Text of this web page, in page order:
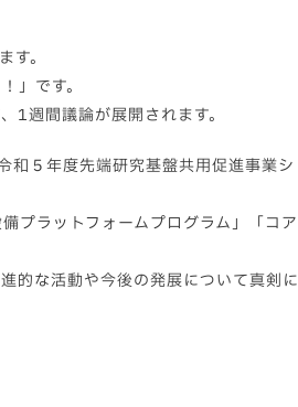
。
」です。
1週間議論が展開されます。
和５年度先端研究基盤共用促進事業シ
プラットフォームプログラム」「コア
的な活動や今後の発展について真剣に